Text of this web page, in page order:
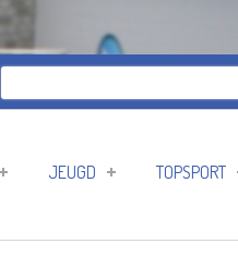
Zoekveld
JEUGD TOPSPORT